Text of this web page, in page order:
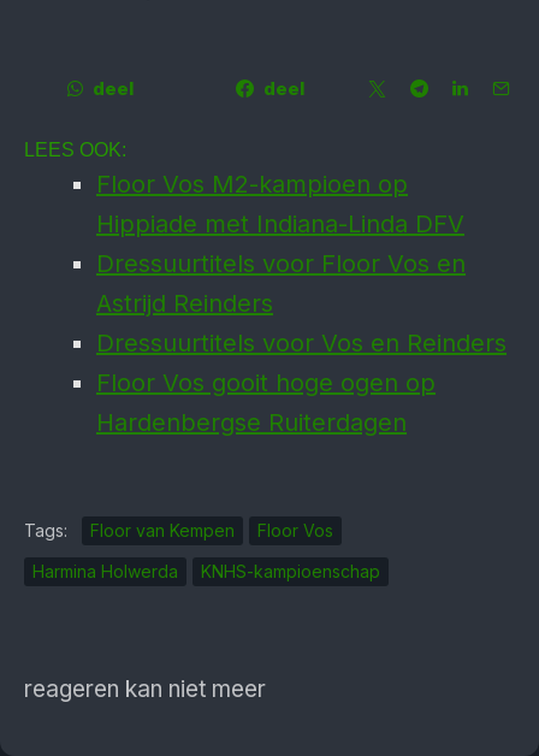
deel deel
LEES OOK:
Floor Vos M2-kampioen op
Hippiade met Indiana-Linda DFV
Dressuurtitels voor Floor Vos en
Astrijd Reinders
Dressuurtitels voor Vos en Reinders
Floor Vos gooit hoge ogen op
Hardenbergse Ruiterdagen
Tags: Floor van Kempen
Floor Vos
Harmina Holwerda
KNHS-kampioenschap
reageren kan niet meer